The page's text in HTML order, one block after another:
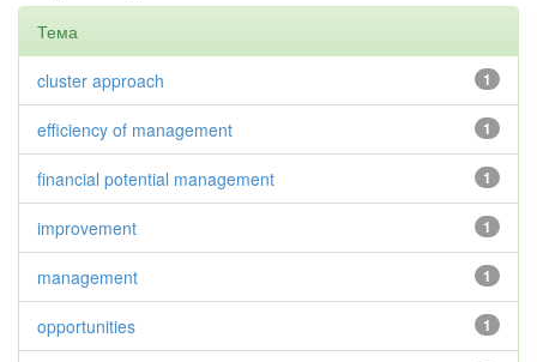
Тема
1
cluster approach
1
efficiency of management
1
financial potential management
1
improvement
1
management
1
opportunities